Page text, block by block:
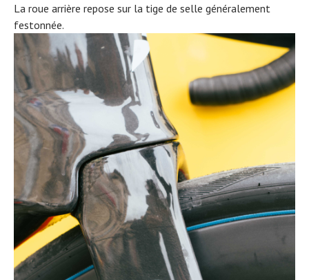
La roue arrière repose sur la tige de selle généralement
festonnée.